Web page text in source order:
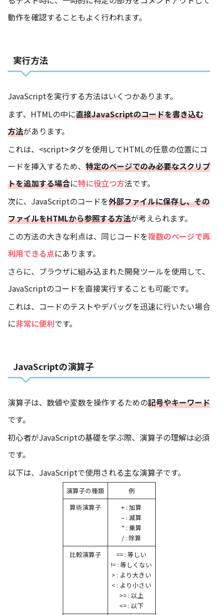
動作を確認することもよく行われます。
実行方法
JavaScriptを実行する方法はいくつかあります。
まず、HTMLの中に直接JavaScriptのコードを書き込む
方法があります。
これは、<script>タグを使用してHTMLの任意の位置にコ
ードを挿入するため、 特定のページでのみ必要なスクリプ
トを追加する場合に特に役立つ方法です。
次に、JavaScriptのコードを外部ファイルに保存し、その
ファイルをHTMLから参照する方法が考えられます。
この方法の大きな利点は、同じコードを複数のページで再
利用できる点にあります。
さらに、ブラウザに組み込まれた開発ツールを使用して、
JavaScriptのコードを直接実行することも可能です。
これは、コードのテストやデバッグを迅速に行いたい場合
に非常に便利です。
JavaScriptの演算子
演算子は、数値や変数を操作するための記号やキーワード
です。
初心者がJavaScriptの基礎を学ぶ際、演算子の理解は必須
です。
以下は、JavaScriptで使用される主な演算子です。
演算子の種類
例
算術演算子
+ : 加算
– : 減算
* : 乗算
/ : 除算
比較演算子
== : 等しい
!= : 等しくない
> : より大きい
< : より小さい
>= : 以上
<= : 以下